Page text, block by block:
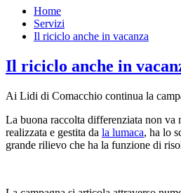
Home
Servizi
Il riciclo anche in vacanza
Il riciclo anche in
Ai Lidi di Comacchio continua la
La buona raccolta differenziata non va
realizzata e gestita da la lumaca, ha lo
grande rilievo che ha la funzione di